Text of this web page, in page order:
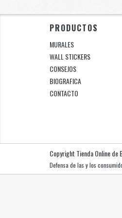
PRODUCTOS
MURALES
WALL STICKERS
CONSEJOS
BIOGRAFICA
CONTACTO
Copyright Tienda Online de
Defensa de las y los